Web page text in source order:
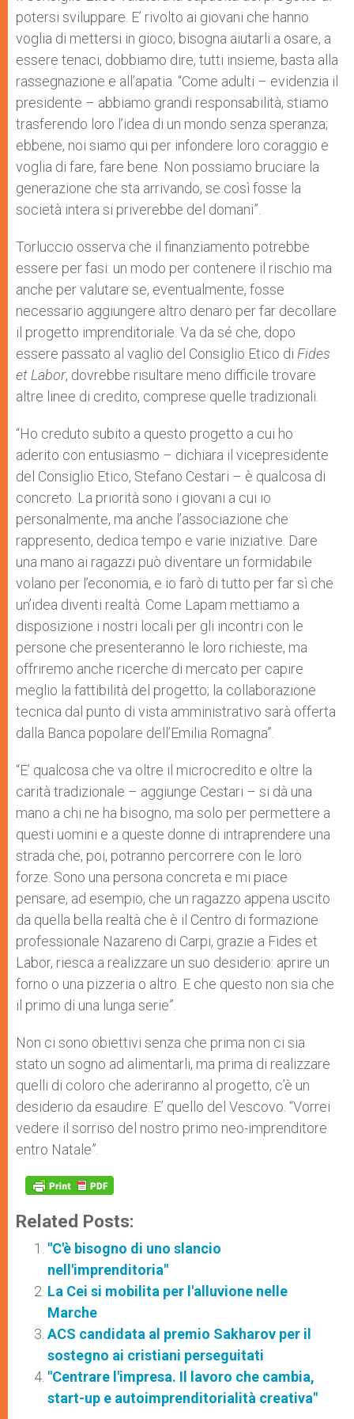
potersi sviluppare. E’ rivolto ai giovani che hanno
voglia di mettersi in gioco; bisogna aiutarli a osare, a
essere tenaci, dobbiamo dire, tutti insieme, basta alla
rassegnazione e all’apatia. “Come adulti – evidenzia il
presidente – abbiamo grandi responsabilità, stiamo
trasferendo loro l’idea di un mondo senza speranza;
ebbene, noi siamo qui per infondere loro coraggio e
voglia di fare, fare bene. Non possiamo bruciare la
generazione che sta arrivando, se così fosse la
società intera si priverebbe del domani”.
Torluccio osserva che il finanziamento potrebbe
essere per fasi: un modo per contenere il rischio ma
anche per valutare se, eventualmente, fosse
necessario aggiungere altro denaro per far decollare
il progetto imprenditoriale. Va da sé che, dopo
essere passato al vaglio del Consiglio Etico di Fides
et Labor, dovrebbe risultare meno difficile trovare
altre linee di credito, comprese quelle tradizionali.
“Ho creduto subito a questo progetto a cui ho
aderito con entusiasmo – dichiara il vicepresidente
del Consiglio Etico, Stefano Cestari – è qualcosa di
concreto. La priorità sono i giovani a cui io
personalmente, ma anche l’associazione che
rappresento, dedica tempo e varie iniziative. Dare
una mano ai ragazzi può diventare un formidabile
volano per l’economia, e io farò di tutto per far sì che
un’idea diventi realtà. Come Lapam mettiamo a
disposizione i nostri locali per gli incontri con le
persone che presenteranno le loro richieste, ma
offriremo anche ricerche di mercato per capire
meglio la fattibilità del progetto; la collaborazione
tecnica dal punto di vista amministrativo sarà offerta
dalla Banca popolare dell’Emilia Romagna”.
“E’ qualcosa che va oltre il microcredito e oltre la
carità tradizionale – aggiunge Cestari – si dà una
mano a chi ne ha bisogno, ma solo per permettere a
questi uomini e a queste donne di intraprendere una
strada che, poi, potranno percorrere con le loro
forze. Sono una persona concreta e mi piace
pensare, ad esempio, che un ragazzo appena uscito
da quella bella realtà che è il Centro di formazione
professionale Nazareno di Carpi, grazie a Fides et
Labor, riesca a realizzare un suo desiderio: aprire un
forno o una pizzeria o altro. E che questo non sia che
il primo di una lunga serie”.
Non ci sono obiettivi senza che prima non ci sia
stato un sogno ad alimentarli, ma prima di realizzare
quelli di coloro che aderiranno al progetto, c’è un
desiderio da esaudire. E’ quello del Vescovo. “Vorrei
vedere il sorriso del nostro primo neo-imprenditore
entro Natale”.
Related Posts:
"C'è bisogno di uno slancio
nell'imprenditoria"
La Cei si mobilita per l'alluvione nelle
Marche
ACS candidata al premio Sakharov per il
sostegno ai cristiani perseguitati
"Centrare l'impresa. Il lavoro che cambia,
start-up e autoimprenditorialità creativa"